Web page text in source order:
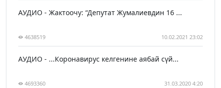
АУДИО - Жактоочу: “Депутат Жумалиевдин 16 ...
4638519 10.02.2021 23:02
АУДИО - ...Коронавирус келгенине аябай сүй...
4693360 31.03.2020 4:20